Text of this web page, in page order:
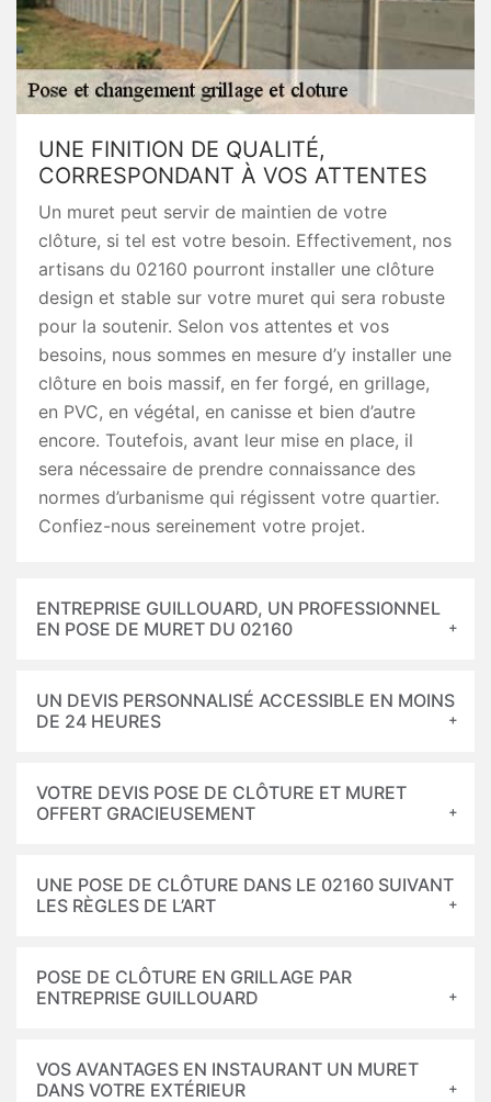
UNE FINITION DE QUALITÉ,
CORRESPONDANT À VOS ATTENTES
Un muret peut servir de maintien de votre
clôture, si tel est votre besoin. Effectivement, nos
artisans du 02160 pourront installer une clôture
design et stable sur votre muret qui sera robuste
pour la soutenir. Selon vos attentes et vos
besoins, nous sommes en mesure d’y installer une
clôture en bois massif, en fer forgé, en grillage,
en PVC, en végétal, en canisse et bien d’autre
encore. Toutefois, avant leur mise en place, il
sera nécessaire de prendre connaissance des
normes d’urbanisme qui régissent votre quartier.
Confiez-nous sereinement votre projet.
ENTREPRISE GUILLOUARD, UN PROFESSIONNEL
EN POSE DE MURET DU 02160
UN DEVIS PERSONNALISÉ ACCESSIBLE EN MOINS
DE 24 HEURES
VOTRE DEVIS POSE DE CLÔTURE ET MURET
OFFERT GRACIEUSEMENT
UNE POSE DE CLÔTURE DANS LE 02160 SUIVANT
LES RÈGLES DE L’ART
POSE DE CLÔTURE EN GRILLAGE PAR
ENTREPRISE GUILLOUARD
VOS AVANTAGES EN INSTAURANT UN MURET
DANS VOTRE EXTÉRIEUR